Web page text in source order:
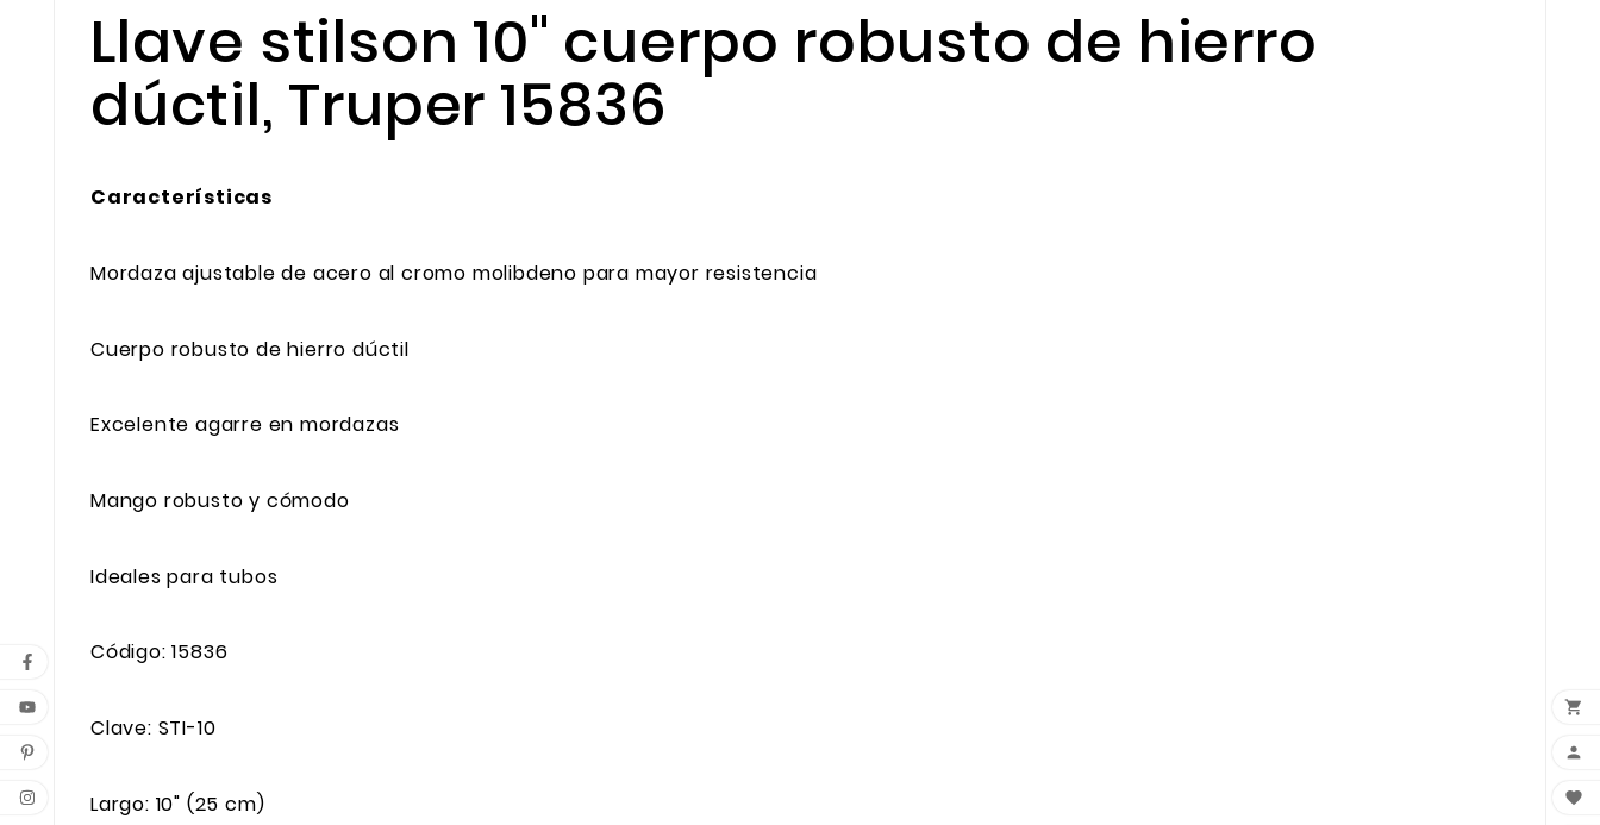
Llave stilson 10" cuerpo robusto de hierro
dúctil, Truper 15836
Características
Mordaza ajustable de acero al cromo molibdeno para mayor resistencia
Cuerpo robusto de hierro dúctil
Excelente agarre en mordazas
Mango robusto y cómodo
Ideales para tubos
Código: 15836
Clave: STI-10
Largo: 10" (25 cm)


